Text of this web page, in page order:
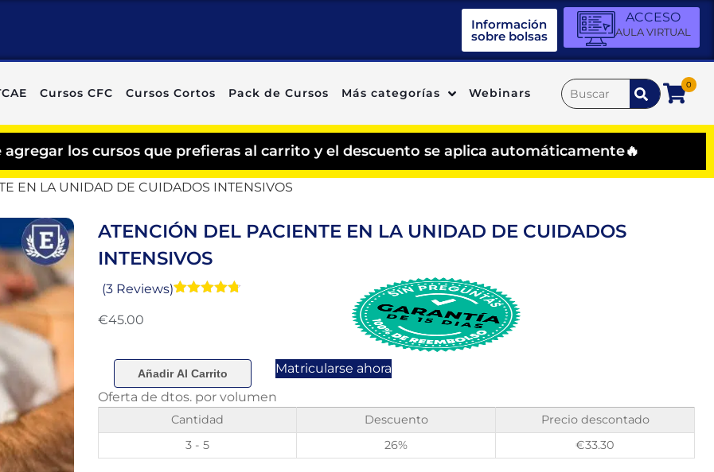
Información
sobre bolsas
ACCESO
AULA VIRTUAL
Cursos CFC Cursos Cortos Pack de Cursos Más categorías Webinars
0
que prefieras al carrito y el descuento se aplica automáticamente🔥
EN LA UNIDAD DE CUIDADOS INTENSIVOS
ATENCIÓN DEL PACIENTE EN LA UNIDAD DE CUIDADOS
INTENSIVOS
de
clientes
(3 Reviews)
€45.00
Añadir Al Carrito
Matricularse ahora
Oferta de dtos. por volumen
Cantidad Descuento
Precio descontado
3 - 5
26% €33.30